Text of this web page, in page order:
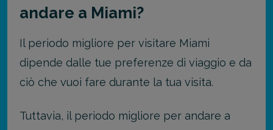
andare a Miami?
Il periodo migliore per visitare Miami
dipende dalle tue preferenze di viaggio e da
ciò che vuoi fare durante la tua visita.
Tuttavia, il periodo migliore per andare a